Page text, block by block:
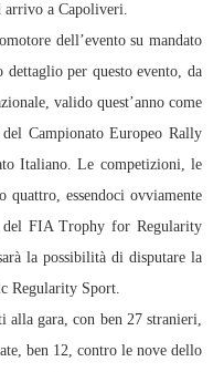
arrivo a Capoliveri.
dell’evento su mandato
per questo evento, da
valido quest’anno come
Campionato Europeo Rally
Italiano. Le competizioni, le
essendoci ovviamente
FIA Trophy for Regularity
la possibilità di disputare la
Regularity Sport.
gara, con ben 27 stranieri,
ben 12, contro le nove dello